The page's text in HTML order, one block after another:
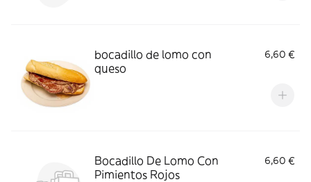
bocadillo de lomo con
queso
6,60 €
Bocadillo De Lomo Con
Pimientos Rojos
6,60 €